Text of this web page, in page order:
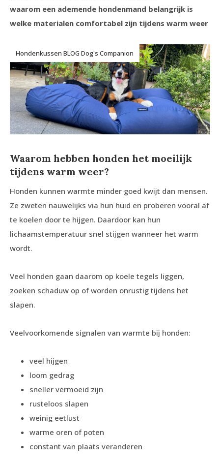
waarom een ademende hondenmand belangrijk is
welke materialen comfortabel zijn tijdens warm weer
Hondenkussen BLOG Dog's Companion
Waarom hebben honden het moeilijk
tijdens warm weer?
Honden kunnen warmte minder goed kwijt dan mensen.
Ze zweten nauwelijks via hun huid en proberen vooral af
te koelen door te hijgen. Daardoor kan hun
lichaamstemperatuur snel stijgen wanneer het warm
wordt.
Veel honden gaan daarom op koele tegels liggen,
zoeken schaduw op of worden onrustig tijdens het
slapen.
Veelvoorkomende signalen van warmte bij honden:
veel hijgen
loom gedrag
sneller vermoeid zijn
rusteloos slapen
weinig eetlust
warme oren of poten
constant van plaats veranderen